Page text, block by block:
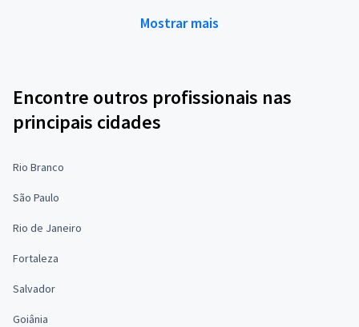
Mostrar mais
Encontre outros profissionais nas
principais cidades
Rio Branco
São Paulo
Rio de Janeiro
Fortaleza
Salvador
Goiânia